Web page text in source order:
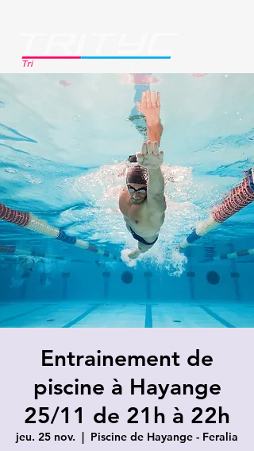
Entrainement de
piscine à Hayange
25/11 de 21h à 22h
jeu. 25 nov.
  |
Piscine de Hayange - Feralia